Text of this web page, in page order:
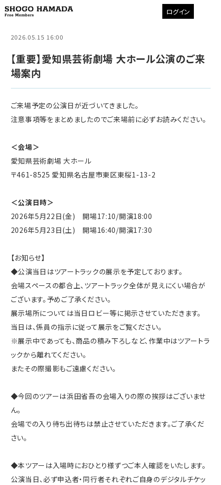
ログイン
2026.05.15 16:00
【重要】愛知県芸術劇場 大ホール公演のご来
場案内
ご来場予定の公演日が近づいてきました。
注意事項等をまとめましたのでご来場前に必ずお読みください。
＜会場＞
愛知県芸術劇場 大ホール
〒461-8525 愛知県名古屋市東区東桜1-13-2
＜公演日時＞
2026年5月22日(金) 開場17:10/開演18:00
2026年5月23日(土) 開場16:40/開演17:30
【お知らせ】
◆公演当日はツアートラックの展示を予定しております。
会場スペースの都合上、ツアートラック全体が見えにくい場合が
ございます。予めご了承ください。
展示場所については当日ロビー等に掲示させていただきます。
当日は、係員の指示に従って展示をご覧ください。
※展示中であっても、商品の積み下ろしなど、作業中はツアートラ
ックから離れてください。
またその際撮影もご遠慮ください。
◆今回のツアーは浜田省吾の会場入りの際の挨拶はございませ
ん。
会場での入り待ち出待ちは禁止させていただきます。ご了承くだ
さい。
◆本ツアーは入場時におひとり様ずつご本人確認をいたします。
公演当日、必ず申込者・同行者それぞれご自身のデジタルチケッ